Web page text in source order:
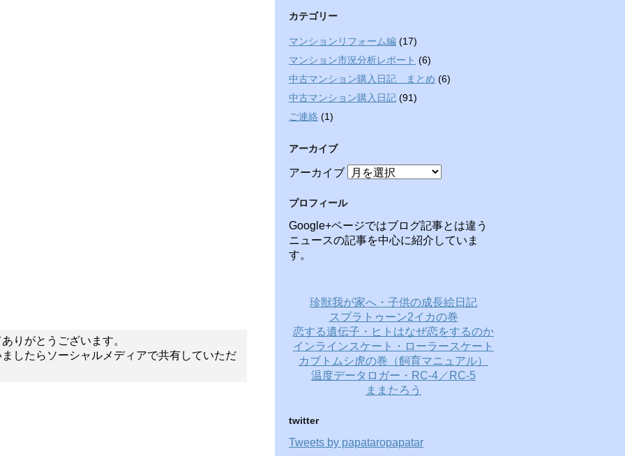
りがとうございます。
したらソーシャルメディアで共有していただ
カテゴリー
マンションリフォーム編 (17)
マンション市況分析レポート (6)
中古マンション購入日記 まとめ (6)
中古マンション購入日記 (91)
ご連絡 (1)
アーカイブ
アーカイブ
プロフィール
Google+ページではブログ記事とは違う
ニュースの記事を中心に紹介していま
す。
珍獣我が家へ・子供の成長絵日記
スプラトゥーン2イカの巻
恋する遺伝子・ヒトはなぜ恋をするのか
インラインスケート・ローラースケート
カブトムシ虎の巻（飼育マニュアル）
温度データロガー・RC-4／RC-5
ままたろう
twitter
Tweets by papataropapatar